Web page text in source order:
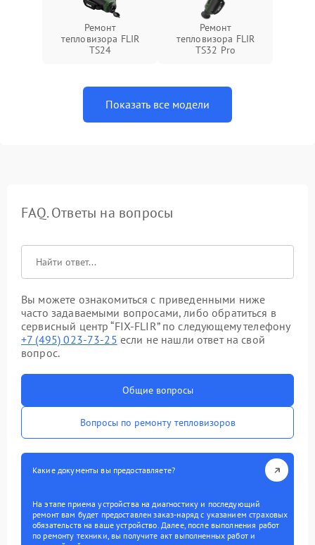
Ремонт
тепловизора FLIR
TS24
Ремонт
тепловизора FLIR
TS32 Pro
Показать все модели
FAQ. Ответы на вопросы
Вы можете ознакомиться с приведенными ниже
часто задаваемыми вопросами, либо обратиться в
сервисный центр “FIX-FLIR” по следующему телефону
+7 (495) 023-73-25 если не нашли ответ на свой
вопрос.
Общие вопросы
Вопросы по ремонту тепловизоров
Какие документы вы предоставляете?
На этапе приема устройства на диагностику и последующий
ремонт вам будет предоставлен заказ-наряд с указанием страховых
обязательств на ваше устройство. Далее, после выполнения работ
по ремонту техники, вы получите акт выполненных работ и